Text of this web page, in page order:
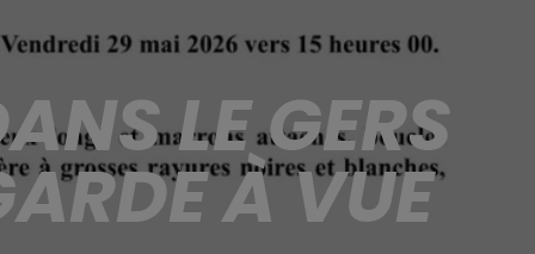
LE GERS
À VUE